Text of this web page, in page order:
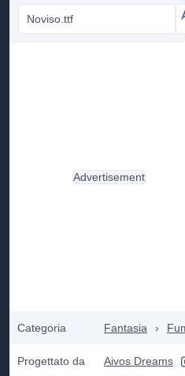
Noviso.ttf
Categoria Fantasia ›
Progettato da Aivos Dreams
Advertisement